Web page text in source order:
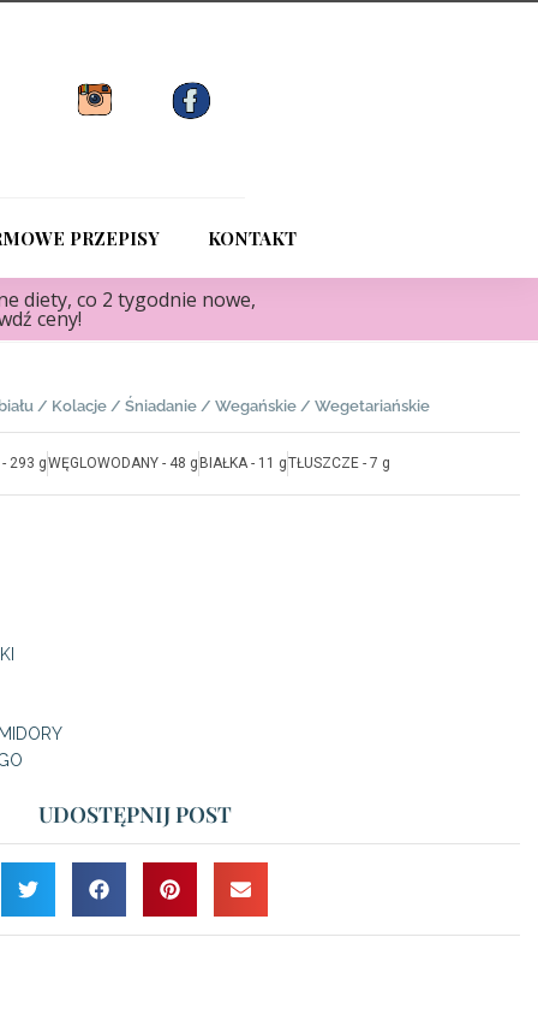
PRZEPISY KONTAKT
diety, co 2 tygodnie nowe,
ceny!
/ Kolacje/ Śniadanie/ Wegańskie/ Wegetariańskie
293 gWĘGLOWODANY - 48 g BIAŁKA - 11 gTŁUSZCZE - 7 g
UDOSTĘPNIJ POST